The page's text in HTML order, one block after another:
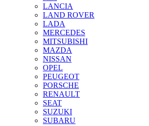
LANCIA
LAND ROVER
LADA
MERCEDES
MITSUBISHI
MAZDA
NISSAN
OPEL
PEUGEOT
PORSCHE
RENAULT
SEAT
SUZUKI
SUBARU